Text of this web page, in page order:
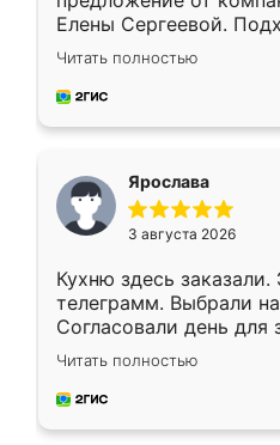
Елены Сергеевой.
короткие сроки
для замера сотрудник
предложил по моему
Читать полностью
Ярослава
3 августа 2026
Кухню здесь
телеграмм. Выбрали
Согласовали день для
недели кухня была уже
довольны работой.
мебель за
Читать полностью